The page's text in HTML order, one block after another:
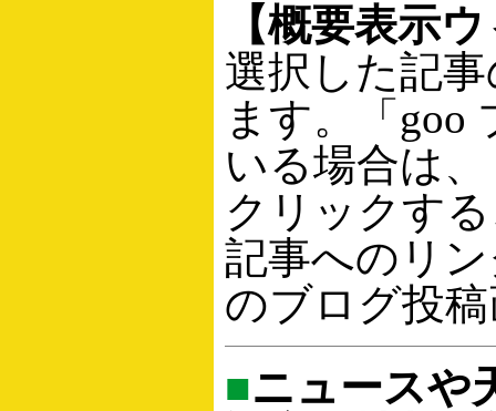
【概要表示
選択した記
ます。「goo
いる場合は
クリックす
記事へのリ
のブログ投
■ニュースや